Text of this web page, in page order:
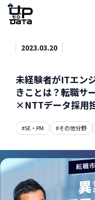
Menu
2023.03.20
未経験者がITエン
きことは？転職サ
×NTTデータ採用
#SE・PM #その他分野